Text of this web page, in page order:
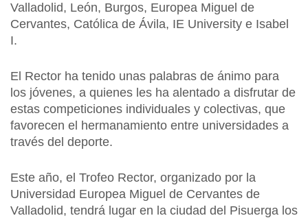
Valladolid, León, Burgos, Europea Miguel de
Cervantes, Católica de Ávila, IE University e Isabel
I.
El Rector ha tenido unas palabras de ánimo para
los jóvenes, a quienes les ha alentado a disfrutar de
estas competiciones individuales y colectivas, que
favorecen el hermanamiento entre universidades a
través del deporte.
Este año, el Trofeo Rector, organizado por la
Universidad Europea Miguel de Cervantes de
Valladolid, tendrá lugar en la ciudad del Pisuerga los